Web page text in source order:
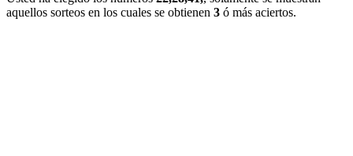
aquellos sorteos en los cuales se obtienen 3 ó más aciertos.